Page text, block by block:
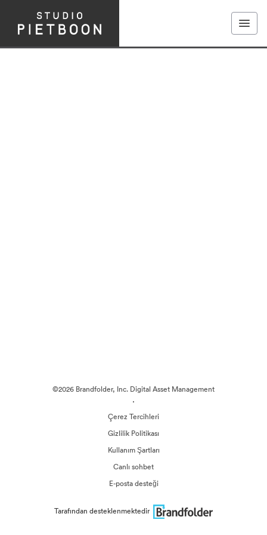
©2026 Brandfolder, Inc. Digital Asset Management
·
Çerez Tercihleri
Gizlilik Politikası
Kullanım Şartları
Canlı sohbet
E-posta desteği
Tarafından desteklenmektedir